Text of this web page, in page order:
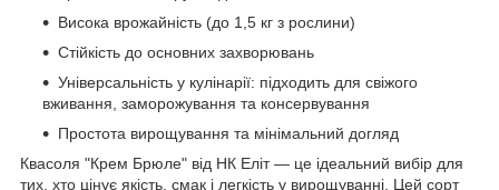
Висока врожайність (до 1,5 кг з рослини)
Стійкість до основних захворювань
Універсальність у кулінарії: підходить для свіжого
вживання, заморожування та консервування
Простота вирощування та мінімальний догляд
Квасоля "Крем Брюле" від НК Еліт — це ідеальний вибір для
тих, хто цінує якість, смак і легкість у вирощуванні. Цей сорт